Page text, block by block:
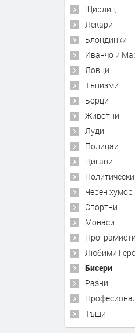
Щирлиц
Лекари
Блондинки
Иванчо и
Ловци
Тъпизми
Борци
Животни
Луди
Полицаи
Цигани
Политически
Черен хумор
Спортни
Монаси
Програмисти
Любими
Бисери
Разни
Тъщи